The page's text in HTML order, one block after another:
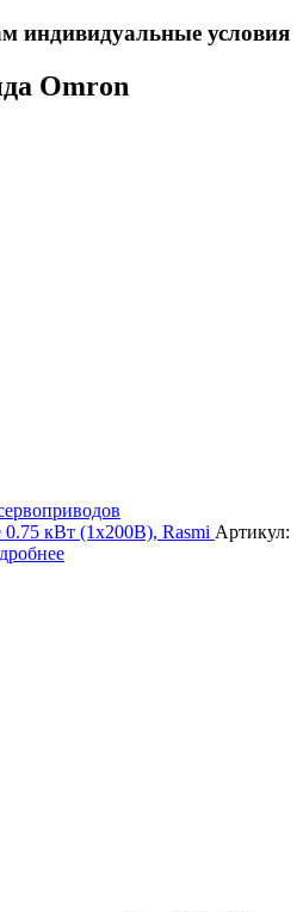
индивидуальные условия
Omron
кВт (1х200В), Rasmi Артикул: